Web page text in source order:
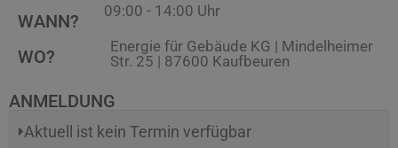
WANN? 09:00 - 14:00 Uhr
WO?
Energie für Gebäude KG | Mindelheimer
Str. 25 | 87600 Kaufbeuren
ANMELDUNG
Aktuell ist kein Termin verfügbar